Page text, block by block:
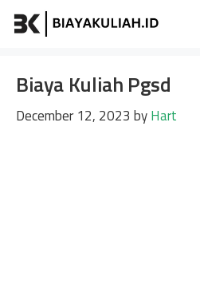
Skip
Biaya Kuliah Pgsd
December 12, 2023 byHart